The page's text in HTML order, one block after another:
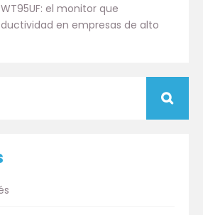
el monitor que
en empresas de alto